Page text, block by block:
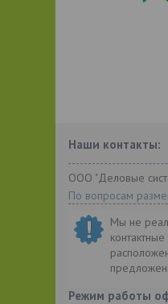
Наши контакты:
ООО "Деловые
По вопросам
Мы не
Режим работы